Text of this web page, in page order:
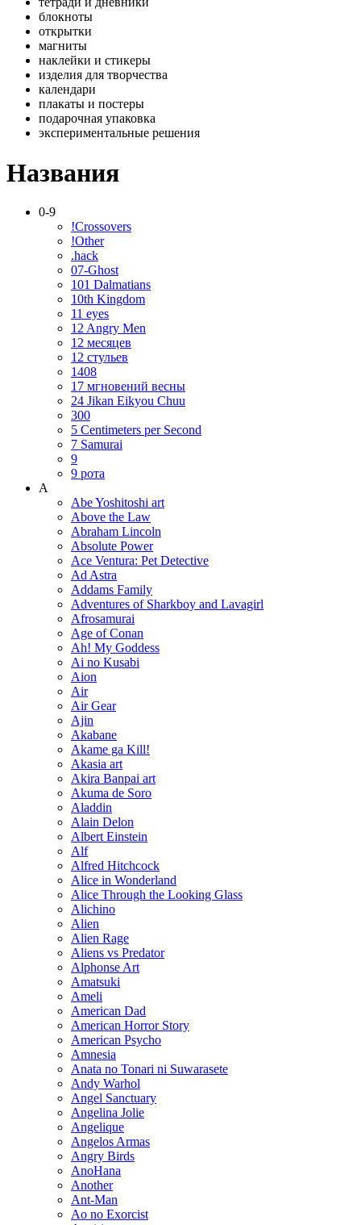
блокноты
открытки
магниты
наклейки и стикеры
изделия для творчества
календари
плакаты и постеры
подарочная упаковка
экспериментальные решения
Названия
0-9
!Crossovers
!Other
.hack
07-Ghost
101 Dalmatians
10th Kingdom
11 eyes
12 Angry Men
12 месяцев
12 стульев
1408
17 мгновений весны
24 Jikan Eikyou Chuu
300
5 Centimeters per Second
7 Samurai
9
9 рота
A
Abe Yoshitoshi art
Above the Law
Abraham Lincoln
Absolute Power
Ace Ventura: Pet Detective
Ad Astra
Addams Family
Adventures of Sharkboy and Lavagirl
Afrosamurai
Age of Conan
Ah! My Goddess
Ai no Kusabi
Aion
Air
Air Gear
Ajin
Akabane
Akame ga Kill!
Akasia art
Akira Banpai art
Akuma de Soro
Aladdin
Alain Delon
Albert Einstein
Alf
Alfred Hitchcock
Alice in Wonderland
Alice Through the Looking Glass
Alichino
Alien
Alien Rage
Aliens vs Predator
Alphonse Art
Amatsuki
Ameli
American Dad
American Horror Story
American Psycho
Amnesia
Anata no Tonari ni Suwarasete
Andy Warhol
Angel Sanctuary
Angelina Jolie
Angelique
Angelos Armas
Angry Birds
AnoHana
Another
Ant-Man
Ao no Exorcist